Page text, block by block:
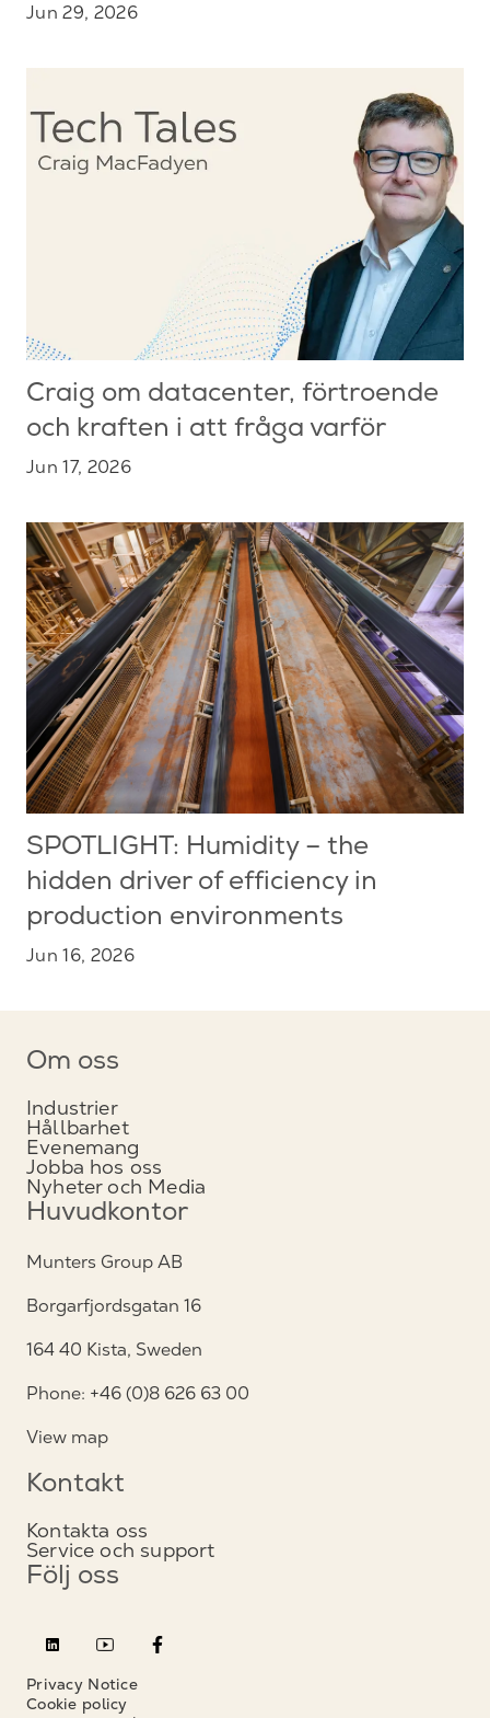
Jun 29, 2026
Craig om datacenter, förtroende
och kraften i att fråga varför
Jun 17, 2026
SPOTLIGHT: Humidity – the
hidden driver of efficiency in
production environments
Jun 16, 2026
Om oss
Industrier
Hållbarhet
Evenemang
Jobba hos oss
Nyheter och Media
Huvudkontor
Munters Group AB
Borgarfjordsgatan 16
164 40 Kista, Sweden
Phone: +46 (0)8 626 63 00
View map
Kontakt
Kontakta oss
Service och support
Följ oss
Privacy Notice
Cookie policy